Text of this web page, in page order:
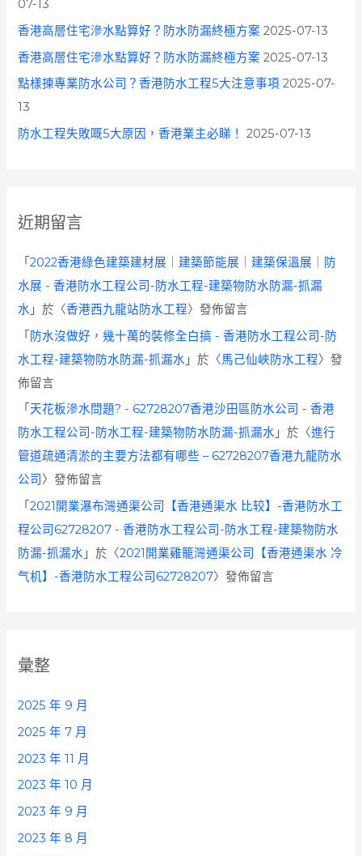
07-13
香港高層住宅滲水點算好？防水防漏終極方案 2025-07-13
香港高層住宅滲水點算好？防水防漏終極方案 2025-07-13
點樣揀專業防水公司？香港防水工程5大注意事項 2025-07-
13
防水工程失敗嘅5大原因，香港業主必睇！
2025-07-13
近期留言
「2022香港綠色建築建材展｜建築節能展｜建築保溫展｜防
水展 - 香港防水工程公司-防水工程-建築物防水防漏-抓漏
水 」於〈香港西九龍站防水工程〉發佈留言
「 防水沒做好，幾十萬的裝修全白搞 - 香港防水工程公司-防
水工程-建築物防水防漏-抓漏水 」於〈馬己仙峽防水工程〉發
佈留言
「 天花板滲水問題? - 62728207香港沙田區防水公司 - 香港
防水工程公司-防水工程-建築物防水防漏-抓漏水 」於〈進行
管道疏通清淤的主要方法都有哪些 – 62728207香港九龍防水
公司 〉發佈留言
「2021開業瀑布灣通渠公司【香港通渠水 比较】-香港防水工
程公司62728207 - 香港防水工程公司-防水工程-建築物防水
防漏-抓漏水 」於〈2021開業雞籠灣通渠公司【香港通渠水 冷
气机】-香港防水工程公司62728207〉發佈留言
彙整
2025 年 9 月
2025 年 7 月
2023 年 11 月
2023 年 10 月
2023 年 9 月
2023 年 8 月